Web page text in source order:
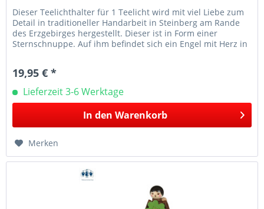
Dieser Teelichthalter für 1 Teelicht wird mit viel Liebe zum
Detail in traditioneller Handarbeit in Steinberg am Rande
des Erzgebirges hergestellt. Dieser ist in Form einer
Sternschnuppe. Auf ihm befindet sich ein Engel mit Herz in
19,95 € *
Lieferzeit 3-6 Werktage
In den Warenkorb
Merken